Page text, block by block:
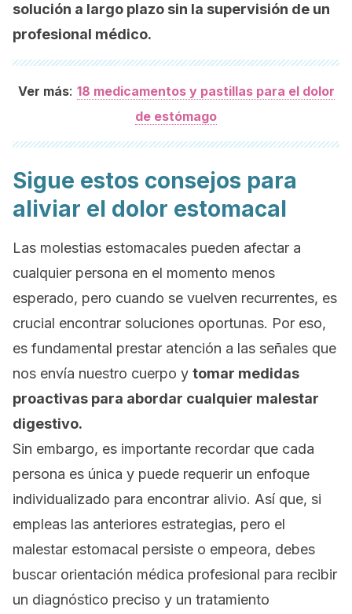
solución a largo plazo sin la supervisión de un
profesional médico.
Ver más: 18 medicamentos y pastillas para el dolor
de estómago
Sigue estos consejos para
aliviar el dolor estomacal
Las molestias estomacales pueden afectar a
cualquier persona en el momento menos
esperado, pero cuando se vuelven recurrentes, es
crucial encontrar soluciones oportunas. Por eso,
es fundamental prestar atención a las señales que
nos envía nuestro cuerpo y tomar medidas
proactivas para abordar cualquier malestar
digestivo.
Sin embargo, es importante recordar que cada
persona es única y puede requerir un enfoque
individualizado para encontrar alivio. Así que, si
empleas las anteriores estrategias, pero el
malestar estomacal persiste o empeora, debes
buscar orientación médica profesional para recibir
un diagnóstico preciso y un tratamiento